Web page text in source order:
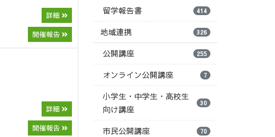
詳細
開催報告
詳細
開催報告
留学報告書 414
地域連携 326
公開講座 255
オンライン公開講座 7
小学生・中学生・高校生
向け講座
30
市民公開講座 70